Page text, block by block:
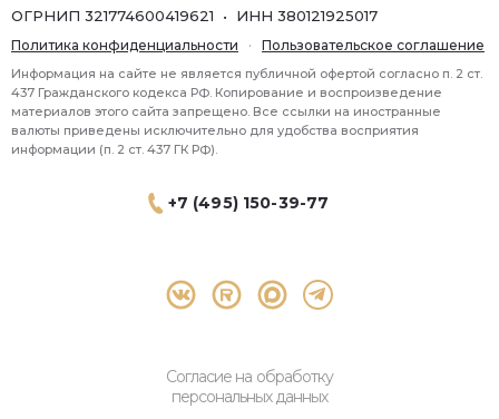
+7 (495) 150-39-77
Согласие на обработку
персональных данных
ОГРНИП 321774600419621 • ИНН 380121925017
Политика конфиденциальности · Пользовательское соглашение
Информация на сайте не является публичной офертой согласно п. 2 ст.
437 Гражданского кодекса РФ. Копирование и воспроизведение
материалов этого сайта запрещено. Все ссылки на иностранные
валюты приведены исключительно для удобства восприятия
информации (п. 2 ст. 437 ГК РФ).